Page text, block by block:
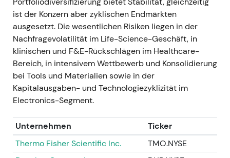
2021-09-30 — Einvernehmliche Beendigung der
Bintrafusp-alfa-Zusammenarbeit mit GSK-
Ereignis: Merck und GSK beendeten ihre Bintrafusp-
alfa-Kooperation im gegenseitigen Einvernehmen;
Meilensteinzahlungen wurden keine geleistet,
künftige Verpflichtungen bestehen nicht mehr.
Einordnung: Ein wesentliches klinisches Binärrisiko
entfiel; Investoren richteten ihre
organische Wachstum in Life Science und
Electronics aus, anstatt auf Pipeline-Upside aus
diesem Programm zu setzen.[9],[8]- Technisch:
ist der Konzern aber zyklischen Endmärkten
ausgesetzt. Die wesentlichen Risiken liegen in der
Nachfragevolatilität im Life-Science-Geschäft, in
klinischen und F&E-Rückschlägen im Healthcare-
Bereich, in intensivem Wettbewerb und Konsolidierung
bei Tools und Materialien sowie in der
Kapitalausgaben- und Technologiezyklizität im
Electronics-Segment.
Unternehmen
Ticker
Thermo Fisher Scientific Inc.
TMO.NYSE